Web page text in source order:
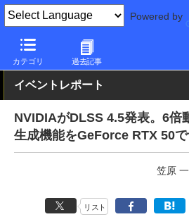
Powered by
カテゴリ 過去記事
PC Watch イベント
イベントレポート
NVIDIAがDLSS 4.5発表。6倍
生成機能をGeForce RTX 50で
笠原
リスト